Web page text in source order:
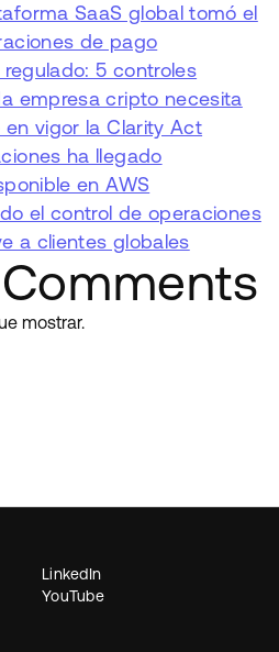
SaaS global tomó el
de pago
5 controles
empresa cripto necesita
vigor la Clarity Act
ha llegado
en AWS
el control de operaciones
a clientes globales
mostrar.
LinkedIn
YouTube